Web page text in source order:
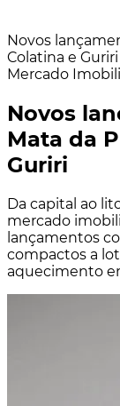
Novos
Colatina e Guriri
Mercado
Novos
Mata da
Guriri
Da capital ao
mercado
lançamentos
compactos a
aquecimento